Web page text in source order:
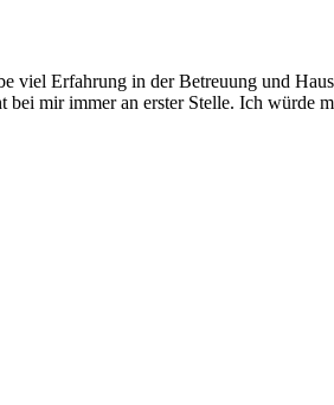
Erfahrung in der Betreuung und
mir immer an erster Stelle. Ich würde